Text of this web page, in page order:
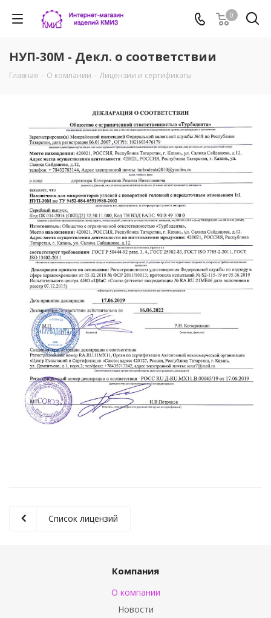
0
НУП-30М - Декл. о соответствии
Главная - О компании - Лицензии и сертификаты
Список лицензий
Компания
О компании
Новости